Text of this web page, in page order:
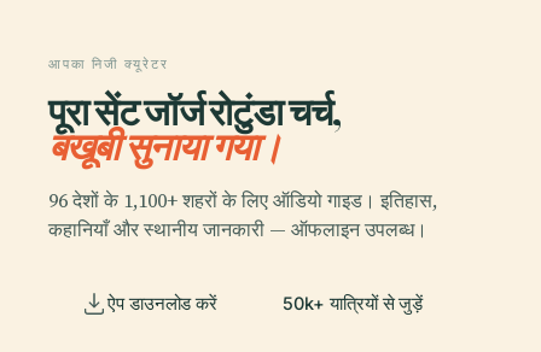
आपका निजी क्यूरेटर
पूरा सेंट जॉर्ज रोटुंडा चर्च,
बखूबी सुनाया गया।
96 देशों के 1,100+ शहरों के लिए ऑडियो गाइड। इतिहास,
कहानियाँ और स्थानीय जानकारी — ऑफलाइन उपलब्ध।
ऐप डाउनलोड करें 50k+ यात्रियों से जुड़ें